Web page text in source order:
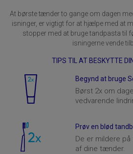
At børste tænder to gange om dagen
isninger, er vigtigt for at hjælpe med at
stopper med at bruge tandpasta til
isningerne vende
TIPS TIL AT BESKYTTE
Begynd at bruge
Børst 2x om
vedvarende
Prøv en blød
De er mildere
af dine tænder.